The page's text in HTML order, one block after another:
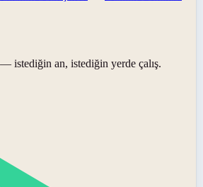
istediğin an, istediğin yerde çalış.